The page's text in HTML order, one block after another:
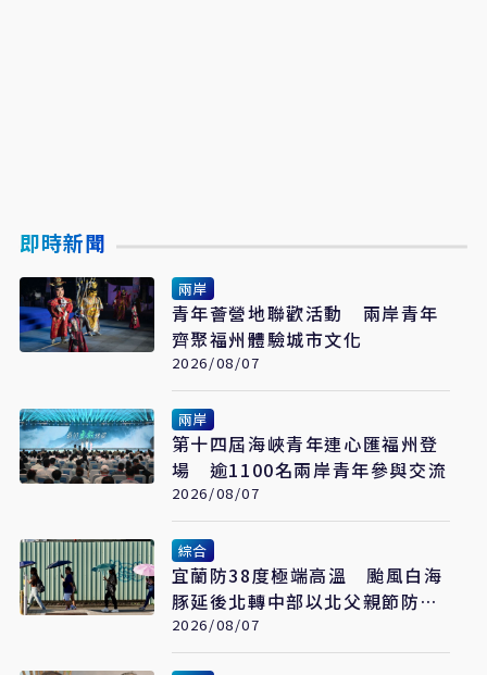
即時新聞
兩岸
青年薈營地聯歡活動 兩岸青年
齊聚福州體驗城市文化
2026/08/07
兩岸
第十四屆海峽青年連心匯福州登
場 逾1100名兩岸青年參與交流
2026/08/07
綜合
宜蘭防38度極端高溫 颱風白海
豚延後北轉中部以北父親節防豪
大雨
2026/08/07